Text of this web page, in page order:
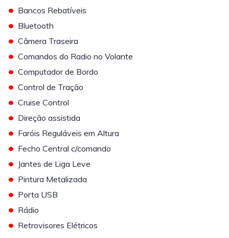
• Bancos Rebatíveis
• Bluetooth
• Câmera Traseira
• Comandos do Radio no Volante
• Computador de Bordo
• Control de Tração
• Cruise Control
• Direção assistida
• Faróis Reguláveis em Altura
• Fecho Central c/comando
• Jantes de Liga Leve
• Pintura Metalizada
• Porta USB
• Rádio
• Retrovisores Elétricos